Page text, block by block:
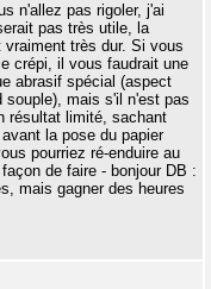
n'allez pas rigoler, j'ai
pas très utile, la
très dur. Si vous
crépi, il vous faudrait une
abrasif spécial (aspect
souple), mais s'il n'est pas
résultat limité, sachant
la pose du papier
pourriez ré-enduire au
de faire - bonjour DB :
mais gagner des heures